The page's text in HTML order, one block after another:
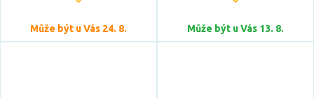
Může být u Vás 24. 8. Může být u Vás 13. 8.